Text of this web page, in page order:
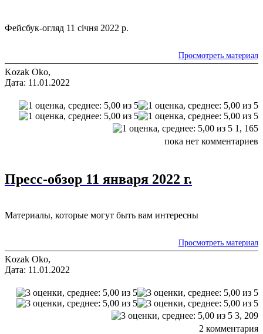
Фейсбук-огляд 11 січня 2022 р.
Просмотреть материал
Kozak Oko,
Дата: 11.01.2022
1, 165
пока нет комментариев
Пресс-обзор 11 января 2022 г.
Материалы, которые могут быть вам интересны
Просмотреть материал
Kozak Oko,
Дата: 11.01.2022
3, 209
2 комментария